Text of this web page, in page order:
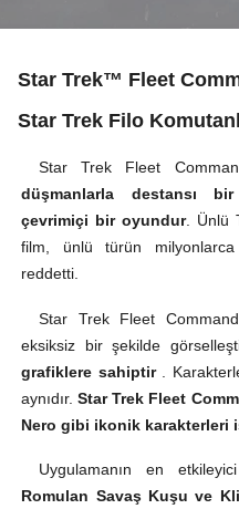
Star Trek™ Fleet
Star Trek Filo
Star Trek Fleet
düşmanlarla destansı
çevrimiçi bir oyundur. Ünlü
film, ünlü türün milyonlarca
reddetti.
Star Trek Fleet
eksiksiz bir şekilde
grafiklere sahiptir
.
aynıdır.Star Trek Fleet
Nero gibi ikonik karakterleri
Uygulamanın en
Romulan Savaş Kuşu ve